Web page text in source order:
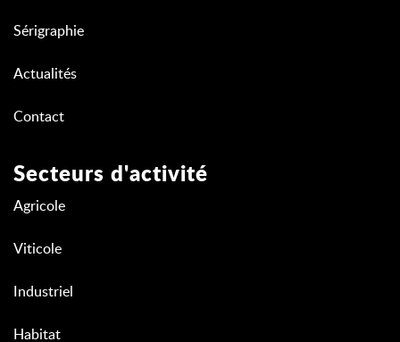
Sérigraphie
Actualités
Contact
Secteurs d'activité
Agricole
Viticole
Industriel
Habitat